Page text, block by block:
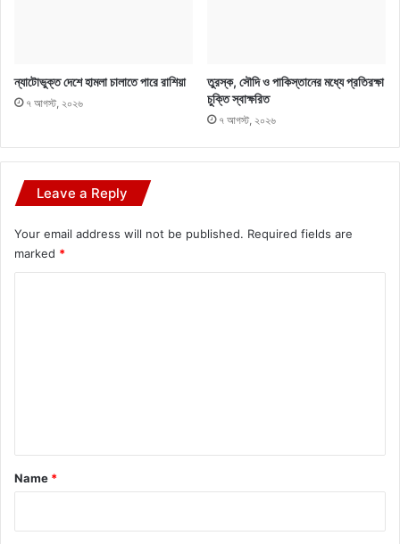
ন্যাটোভুক্ত দেশে হামলা চালাতে পারে রাশিয়া
৭ আগস্ট, ২০২৬
তুরস্ক, সৌদি ও পাকিস্তানের মধ্যে প্রতিরক্ষা
চুক্তি স্বাক্ষরিত
৭ আগস্ট, ২০২৬
Leave a Reply
Your email address will not be published. Required fields are
marked *
*
Name *